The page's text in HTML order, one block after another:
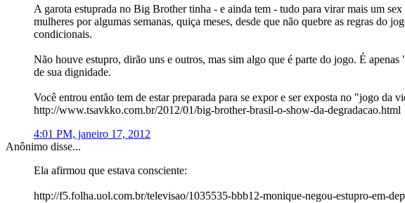
A garota estuprada no Big Brother tinha - e ainda tem - tudo para virar mais um
mulheres por algumas semanas, quiça meses, desde que não quebre as regras do
condicionais.
Não houve estupro, dirão uns e outros, mas sim algo que é parte do jogo. É
de sua dignidade.
Você entrou então tem de estar preparada para se expor e ser exposta no "jogo da
http://www.tsavkko.com.br/2012/01/big-brother-brasil-o-show-da-degradacao.html
4:01 PM, janeiro 17, 2012
Anônimo disse...
Ela afirmou que estava consciente:
http://f5.folha.uol.com.br/televisao/1035535-bbb12-monique-negou-estupro-em-